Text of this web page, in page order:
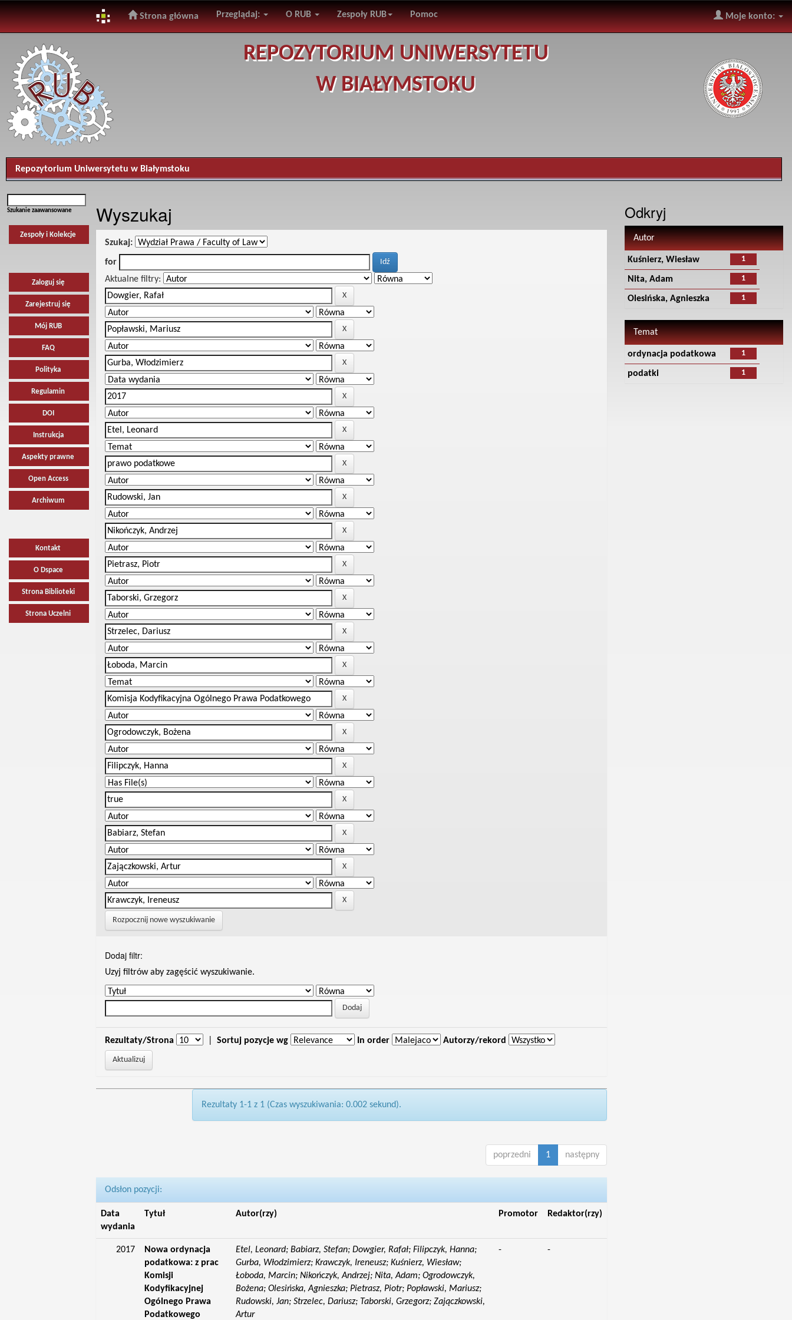
navigation
Strona główna Przeglądaj: O RUB Zespoły RUB Pomoc Moje konto:
REPOZYTORIUM UNIWERSYTETU
W BIAŁYMSTOKU
Repozytorium Uniwersytetu w Białymstoku
Szukanie zaawansowane
Zespoły i Kolekcje
Zaloguj się
Zarejestruj się
Mój RUB
FAQ
Polityka
Regulamin
DOI
Instrukcja
Aspekty prawne
Open Access
Archiwum
Kontakt
O Dspace
Strona Biblioteki
Strona Uczelni
Wyszukaj
Szukaj:
for
Aktualne filtry:
Rozpocznij nowe wyszukiwanie
Dodaj filtr:
Uzyj filtrów aby zagęścić wyszukiwanie.
Rezultaty/Strona Sortuj pozycje wg In order Autorzy/rekord
Rezultaty 1-1 z 1 (Czas wyszukiwania: 0.002 sekund).
poprzedni 1 następny
Odsłon pozycji:
Data
wydania
Tytuł Autor(rzy) Promotor Redaktor(rzy)
2017
Nowa ordynacja
podatkowa: z prac
Komisji
Kodyfikacyjnej
Ogólnego Prawa
Podatkowego
Etel, Leonard; Babiarz, Stefan; Dowgier, Rafał; Filipczyk, Hanna;
Gurba, Włodzimierz; Krawczyk, Ireneusz; Kuśnierz, Wiesław;
Łoboda, Marcin; Nikończyk, Andrzej; Nita, Adam; Ogrodowczyk,
Bożena; Olesińska, Agnieszka; Pietrasz, Piotr; Popławski, Mariusz;
Rudowski, Jan; Strzelec, Dariusz; Taborski, Grzegorz; Zajączkowski,
Artur
- -
Odkryj
Autor
1
Kuśnierz, Wiesław
1
Nita, Adam
1
Olesińska, Agnieszka
Temat
1
ordynacja podatkowa
1
podatki